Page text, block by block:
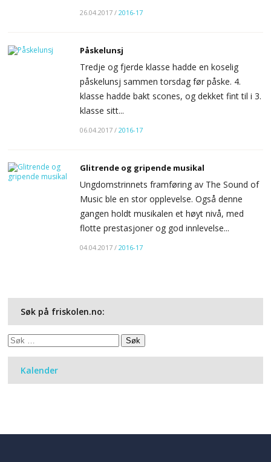
26.04.2017 /2016-17
Påskelunsj
Tredje og fjerde klasse hadde en koselig
påskelunsj sammen torsdag før påske. 4.
klasse hadde bakt scones, og dekket fint til i 3.
klasse sitt...
06.04.2017 /2016-17
Glitrende og gripende musikal
Ungdomstrinnets framføring av The Sound of
Music ble en stor opplevelse. Også denne
gangen holdt musikalen et høyt nivå, med
flotte prestasjoner og god innlevelse...
04.04.2017 /2016-17
Søk på friskolen.no:
Søk
Kalender